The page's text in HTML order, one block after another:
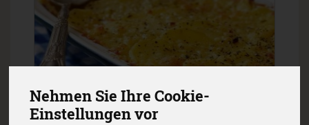
Nehmen Sie Ihre Cookie-
Einstellungen vor